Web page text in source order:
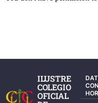
ILUSTRE
COLEGIO
OFICIAL